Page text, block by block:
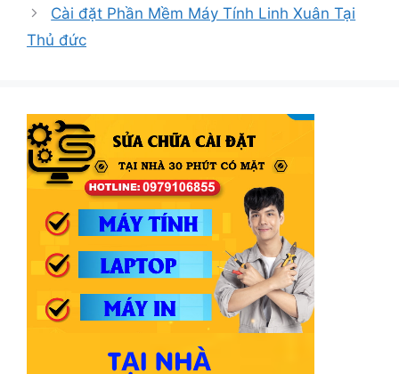
Cài đặt Phần Mềm Máy Tính Linh Xuân Tại
Thủ đức